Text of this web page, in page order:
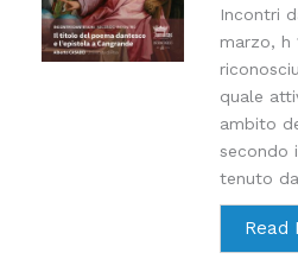
Incontri
marzo, h
quale
ambito
secondo
tenuto
Read